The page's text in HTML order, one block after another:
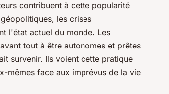
contribuent à cette popularité
les crises
l'état actuel du monde. Les
tout à être autonomes et prêtes
survenir. Ils voient cette pratique
mêmes face aux imprévus de la vie